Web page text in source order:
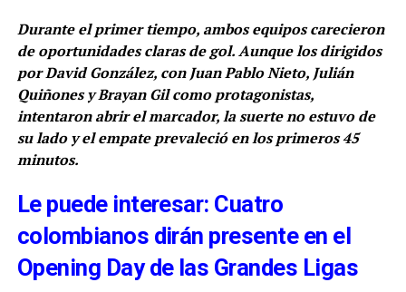
Durante el primer tiempo, ambos equipos carecieron
de oportunidades claras de gol. Aunque los dirigidos
por David González, con Juan Pablo Nieto, Julián
Quiñones y Brayan Gil como protagonistas,
intentaron abrir el marcador, la suerte no estuvo de
su lado y el empate prevaleció en los primeros 45
minutos.
Le puede interesar: Cuatro
colombianos dirán presente en el
Opening Day de las Grandes Ligas